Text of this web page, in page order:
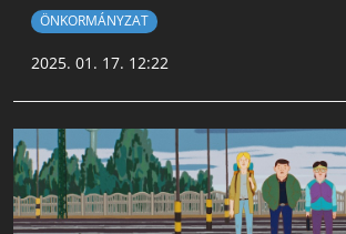
ÖNKORMÁNYZAT
2025. 01. 17. 12:22